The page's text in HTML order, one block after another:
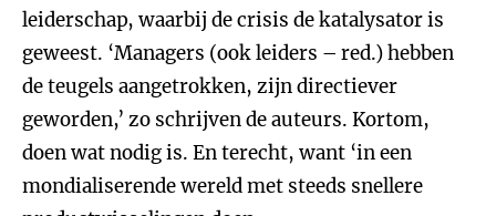
leiderschap, waarbij de crisis de katalysator is
geweest. ‘Managers (ook leiders – red.) hebben
de teugels aangetrokken, zijn directiever
geworden,’ zo schrijven de auteurs. Kortom,
doen wat nodig is. En terecht, want ‘in een
mondialiserende wereld met steeds snellere